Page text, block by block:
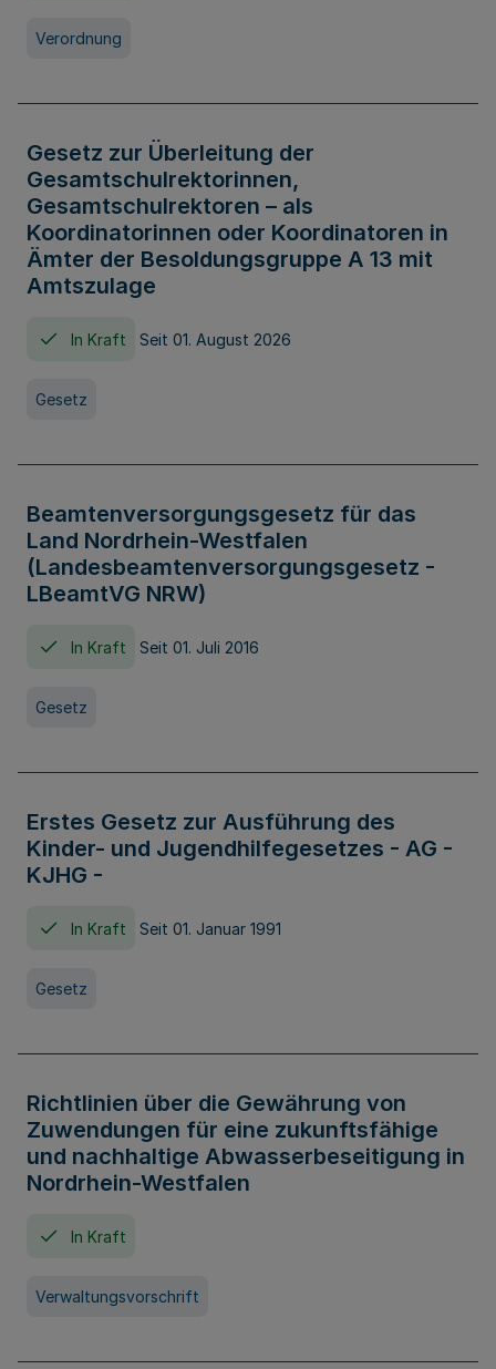
Verordnung
Gesetz zur Überleitung der
Gesamtschulrektorinnen,
Gesamtschulrektoren – als
Koordinatorinnen oder Koordinatoren in
Ämter der Besoldungsgruppe A 13 mit
Amtszulage
In Kraft Seit 01. August 2026
Gesetz
Beamtenversorgungsgesetz für das
Land Nordrhein-Westfalen
(Landesbeamtenversorgungsgesetz -
LBeamtVG NRW)
In Kraft Seit 01. Juli 2016
Gesetz
Erstes Gesetz zur Ausführung des
Kinder- und Jugendhilfegesetzes - AG -
KJHG -
In Kraft Seit 01. Januar 1991
Gesetz
Richtlinien über die Gewährung von
Zuwendungen für eine zukunftsfähige
und nachhaltige Abwasserbeseitigung in
Nordrhein-Westfalen
In Kraft
Verwaltungsvorschrift